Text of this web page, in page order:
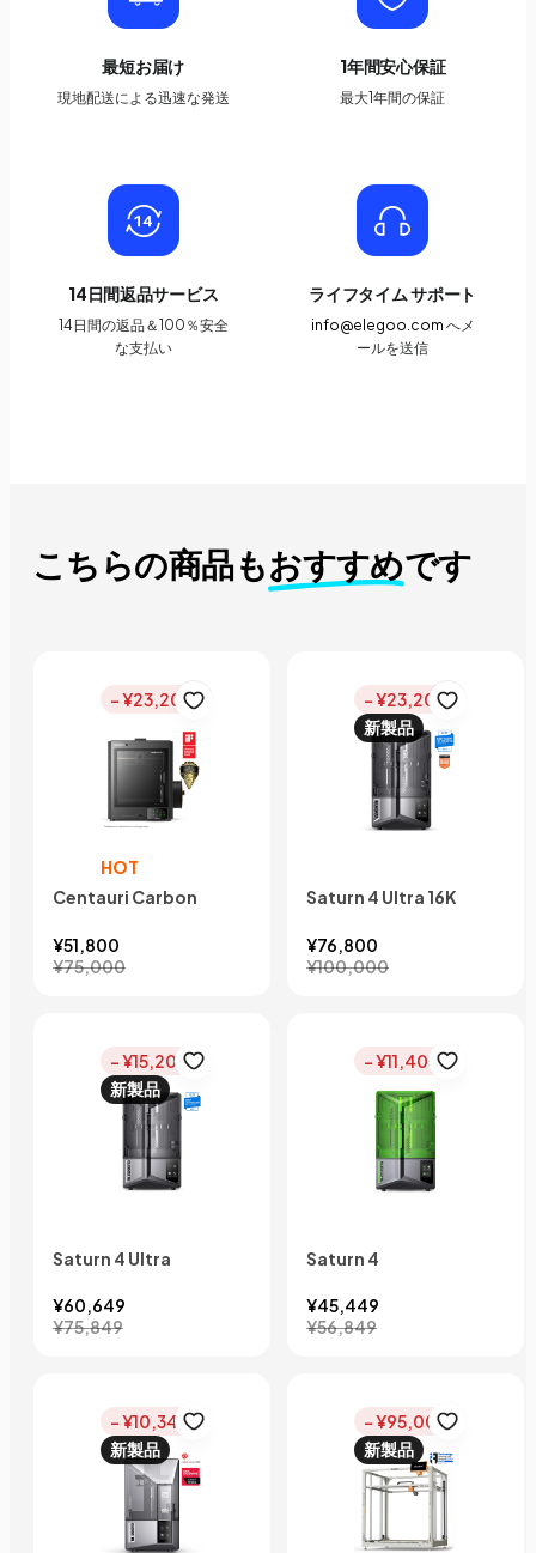
最短お届け
現地配送による迅速な発送
1年間安心保証
最大1年間の保証
14日間返品サービス
14日間の返品＆100％安全
な支払い
ライフタイム サポート
info@elegoo.com へメ
ールを送信
こちらの商品もおすすめです
- ¥23,200
HOT
Centauri Carbon
¥51,800
¥75,000
- ¥23,200
新製品
Saturn 4 Ultra 16K
¥76,800
¥100,000
- ¥15,200
新製品
Saturn 4 Ultra
¥60,649
¥75,849
- ¥11,400
Saturn 4
¥45,449
¥56,849
- ¥10,340
新製品
- ¥95,000
新製品